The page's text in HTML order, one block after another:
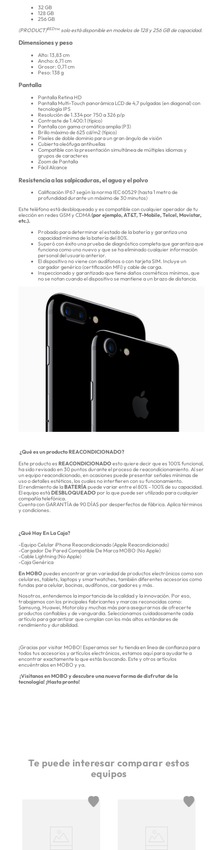
32 GB
128 GB
256 GB
(PRODUCT)RED™ solo está disponible en modelos de 128 y 256 GB de capacidad.
Dimensiones y peso
Alto: 13,83 cm
Ancho: 6,71 cm
Grosor: 0,71 cm
Peso: 138 g
Pantalla
Pantalla Retina HD
Pantalla Multi-Touch panorámica LCD de 4,7 pulgadas (en diagonal) con
tecnología IPS
Resolución de 1.334 por 750 a 326 p/p
Contraste de 1.400:1 (típico)
Pantalla con gama cromática amplia (P3)
Brillo máximo de 625 cd/m2 (típico)
Píxeles de doble dominio para un gran ángulo de visión
Cubierta oleófuga antihuellas
Compatible con la presentación simultánea de múltiples idiomas y
grupos de caracteres
Zoom de Pantalla
Fácil Alcance
Resistencia a las salpicaduras, el agua y el polvo
Calificación IP67 según la norma IEC 60529 (hasta 1 metro de
profundidad durante un máximo de 30 minutos)
Este teléfono está desbloqueado y es compatible con cualquier operador de tu
elección en redes GSM y CDMA(por ejemplo, AT&T, T-Mobile, Telcel, Movistar,
etc.).
Probado para determinar el estado de la batería y garantiza una
capacidad mínima de la batería del 80%.
Superó con éxito una prueba de diagnóstico completa que garantiza que
funciona como uno nuevo y que se ha eliminado cualquier información
personal del usuario anterior.
El dispositivo no viene con audífonos o con tarjeta SIM. Incluye un
cargador genérico (certificación MFi) y cable de carga.
Inspeccionado y garantizado que tiene daños cosméticos mínimos, que
no se notan cuando el dispositivo se mantiene a un brazo de distancia.
¿Qué es un producto REACONDICIONADO?
Este producto esREACONDICIONADOesto quiere decir que es 100% funcional,
ha sido revisado en 30 puntos durante el proceso de reacondicionamiento. Al ser
un equipo reacondicionado, en ocasiones puede presentar señales mínimas de
uso o detalles estéticos, los cuales no interfieren con su funcionamiento.
El rendimiento de laBATERÍApuede variar entre el 80% - 100% de su capacidad.
El equipo estáDESBLOQUEADOpor lo que puede ser utilizado para cualquier
compañía telefónica.
Cuenta con GARANTÍA de 90 DÍAS por desperfectos de fábrica. Aplica términos
y condiciones.
¿Qué Hay En La Caja?
-Equipo Celular iPhone Reacondicionado (Apple Reacondicionado)
-Cargador De Pared Compatible De Marca MOBO (No Apple)
-Cable Lightning (No Apple)
-Caja Genérica
En MOBOpuedes encontrar gran variedad de productos electrónicos como son
celulares, tablets, laptops y smartwatches, también diferentes accesorios como
fundas para celular, bocinas, audífonos, cargadores y más.
Nosotros, entendemos la importancia de la calidad y la innovación. Por eso,
trabajamos con los principales fabricantes y marcas reconocidas como:
Samsung, Huawei, Motorola y muchas más para asegurarnos de ofrecerte
productos confiables y de vanguardia. Seleccionamos cuidadosamente cada
artículo para garantizar que cumplan con los más altos estándares de
rendimiento y durabilidad.
¡Gracias por visitar MOBO! Esperamos ser tu tienda en línea de confianza para
todos tus accesorios y artículos electrónicos, estamos aquí para ayudarte a
encontrar exactamente lo que estás buscando. Este y otros artículos
encuéntralos en MOBO y ya.
¡Visítanos en MOBO y descubre una nueva forma de disfrutar de la
tecnología! ¡Hasta pronto!
Te puede interesar comparar estos
equipos